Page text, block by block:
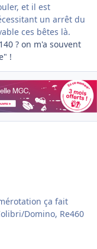
et il est
un arrêt du
ces bêtes là.
? on m'a souvent
!
ça fait
Domino, Re460